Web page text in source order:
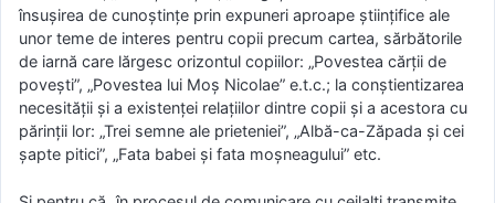
însușirea de cunoștințe prin expuneri aproape științifice ale
unor teme de interes pentru copii precum cartea, sărbătorile
de iarnă care lărgesc orizontul copiilor: „Povestea cărții de
povești”, „Povestea lui Moș Nicolae” e.t.c.; la conștientizarea
necesității și a existenței relațiilor dintre copii și a acestora cu
părinții lor: „Trei semne ale prieteniei”, „Albă-ca-Zăpada și cei
șapte pitici”, „Fata babei și fata moșneagului” etc.